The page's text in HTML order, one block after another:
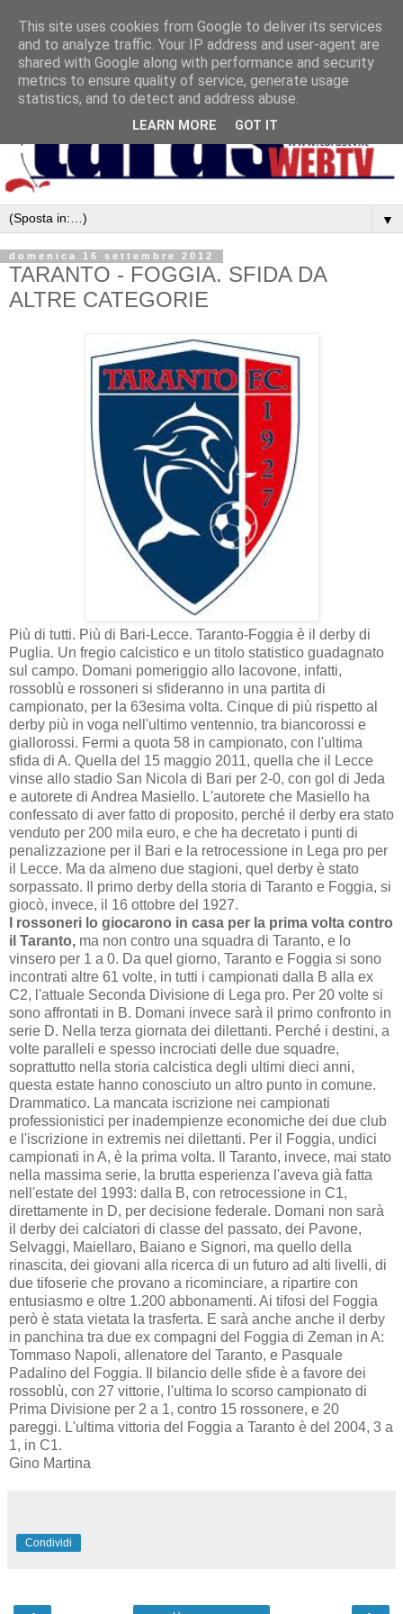
▼
domenica 16 settembre 2012
TARANTO - FOGGIA. SFIDA DA
ALTRE CATEGORIE
Più di tutti. Più di Bari-Lecce. Taranto-Foggia è il derby di
Puglia. Un fregio calcistico e un titolo statistico guadagnato
sul campo. Domani pomeriggio allo Iacovone, infatti,
rossoblù e rossoneri si sfideranno in una partita di
campionato, per la 63esima volta. Cinque di più rispetto al
derby più in voga nell'ultimo ventennio, tra biancorossi e
giallorossi. Fermi a quota 58 in campionato, con l'ultima
sfida di A. Quella del 15 maggio 2011, quella che il Lecce
vinse allo stadio San Nicola di Bari per 2-0, con gol di Jeda
e autorete di Andrea Masiello. L'autorete che Masiello ha
confessato di aver fatto di proposito, perché il derby era stato
venduto per 200 mila euro, e che ha decretato i punti di
penalizzazione per il Bari e la retrocessione in Lega pro per
il Lecce. Ma da almeno due stagioni, quel derby è stato
sorpassato. Il primo derby della storia di Taranto e Foggia, si
giocò, invece, il 16 ottobre del 1927.
I rossoneri lo giocarono in casa per la prima volta contro
il Taranto, ma non contro una squadra di Taranto, e lo
vinsero per 1 a 0. Da quel giorno, Taranto e Foggia si sono
incontrati altre 61 volte, in tutti i campionati dalla B alla ex
C2, l'attuale Seconda Divisione di Lega pro. Per 20 volte si
sono affrontati in B. Domani invece sarà il primo confronto in
serie D. Nella terza giornata dei dilettanti. Perché i destini, a
volte paralleli e spesso incrociati delle due squadre,
soprattutto nella storia calcistica degli ultimi dieci anni,
questa estate hanno conosciuto un altro punto in comune.
Drammatico. La mancata iscrizione nei campionati
professionistici per inadempienze economiche dei due club
e l'iscrizione in extremis nei dilettanti. Per il Foggia, undici
campionati in A, è la prima volta. Il Taranto, invece, mai stato
nella massima serie, la brutta esperienza l'aveva già fatta
nell'estate del 1993: dalla B, con retrocessione in C1,
direttamente in D, per decisione federale. Domani non sarà
il derby dei calciatori di classe del passato, dei Pavone,
Selvaggi, Maiellaro, Baiano e Signori, ma quello della
rinascita, dei giovani alla ricerca di un futuro ad alti livelli, di
due tifoserie che provano a ricominciare, a ripartire con
entusiasmo e oltre 1.200 abbonamenti. Ai tifosi del Foggia
però è stata vietata la trasferta. E sarà anche anche il derby
in panchina tra due ex compagni del Foggia di Zeman in A:
Tommaso Napoli, allenatore del Taranto, e Pasquale
Padalino del Foggia. Il bilancio delle sfide è a favore dei
rossoblù, con 27 vittorie, l'ultima lo scorso campionato di
Prima Divisione per 2 a 1, contro 15 rossonere, e 20
pareggi. L'ultima vittoria del Foggia a Taranto è del 2004, 3 a
1, in C1.
Gino Martina
Condividi
This site uses cookies from Google to deliver its services
and to analyze traffic. Your IP address and user-agent are
shared with Google along with performance and security
metrics to ensure quality of service, generate usage
statistics, and to detect and address abuse.
LEARN MORE GOT IT